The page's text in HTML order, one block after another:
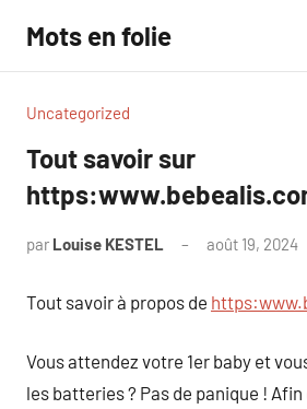
contenu
Mots en folie
Uncategorized
Tout savoir sur
par Louise KESTEL août 19, 2024
Tout savoir à propos de
Vous attendez votre 1er baby et
les batteries ? Pas de panique !